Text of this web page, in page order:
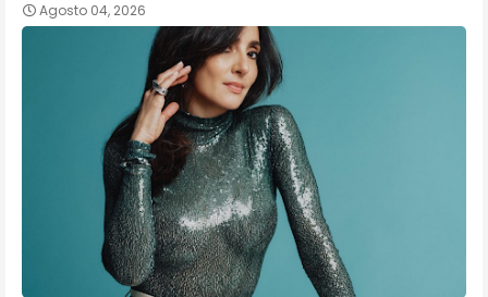
Agosto 04, 2026